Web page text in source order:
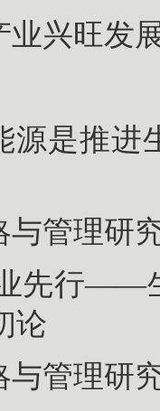
业兴旺发
源是推进
管理研
先行——
论
管理研